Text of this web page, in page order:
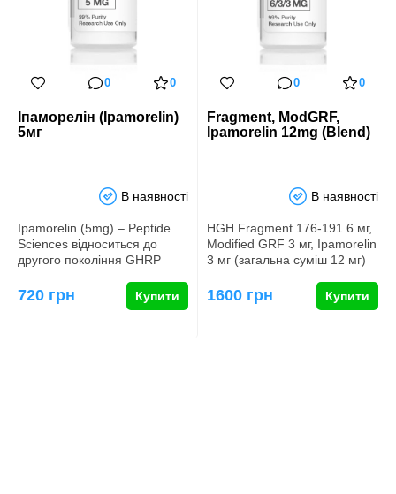
0 0
Іпаморелін (Ipamorelin)
5мг
В наявності
Ipamorelin (5mg) – Peptide
Sciences відноситься до
другого покоління GHRP
рилізин…
720 грн Купити
0 0
Fragment, ModGRF,
Ipamorelin 12mg (Blend)
В наявності
HGH Fragment 176-191 6 мг,
Modified GRF 3 мг, Ipamorelin
3 мг (загальна суміш 12 мг)
1600 грн Купити